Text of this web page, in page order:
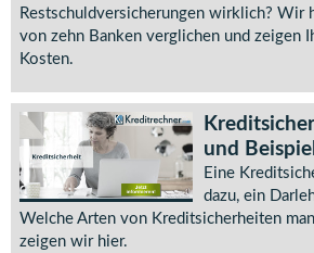
Restschuldversicherungen wirklich? Wir
von zehn Banken verglichen und zeigen
Kosten.
und
Eine
dazu, ein
Welche Arten von Kreditsicherheiten
zeigen wir hier.